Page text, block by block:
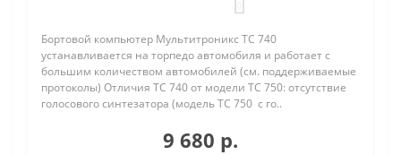
Бортовой компьютер Мультитроникс TC 740
устанавливается на торпедо автомобиля и работает с
большим количеством автомобилей (см. поддерживаемые
протоколы) Отличия TC 740 от модели TC 750: отсутствие
голосового синтезатора (модель TC 750 с го..
9 680 р.